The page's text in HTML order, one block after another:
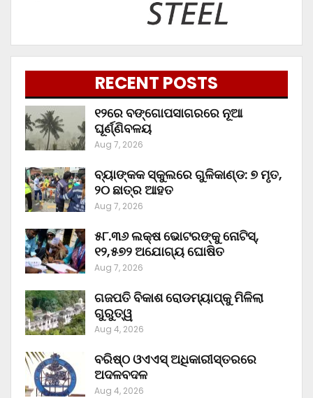
RECENT POSTS
୧୨ରେ ବଙ୍ଗୋପସାଗରରେ ନୂଆ
ଘୂର୍ଣ୍ଣିବଳୟ
Aug 7, 2026
ବ୍ୟାଙ୍କକ ସ୍କୁଲରେ ଗୁଳିକାଣ୍ଡ: ୭ ମୃତ,
୨୦ ଛାତ୍ର ଆହତ
Aug 7, 2026
୫୮.୩୬ ଲକ୍ଷ ଭୋଟରଙ୍କୁ ନୋଟିସ୍‌,
୧୨,୫୭୨ ଅଯୋଗ୍ୟ ଘୋଷିତ
Aug 7, 2026
ଗଜପତି ବିକାଶ ରୋଡମ୍ୟାପ୍‌କୁ ମିଳିଲା
ଗୁରୁତ୍ୱ
Aug 4, 2026
ବରିଷ୍ଠ ଓଏଏସ୍‌ ଅଧିକାରୀସ୍ତରରେ
ଅଦଳବଦଳ
Aug 4, 2026